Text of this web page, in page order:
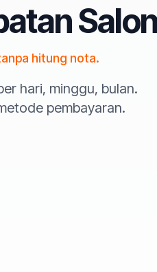
Salon
hitung nota.
hari, minggu, bulan.
pembayaran.